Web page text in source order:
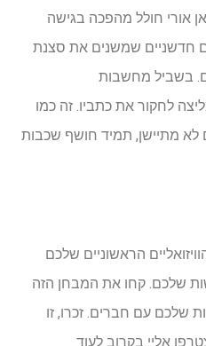
אורי חולל מהפכה בגישה
חדשניים שמשנים את סצנת
בשביל מחשבות
לחקור את כתביו. זה כמו
מתיישן, תמיד חושף שכבות
הראשוניים שלכם
שלכם. קחו את המבחן הזה
שלכם עם חברים. זכרו, זו
אליי בקרוב לעוד